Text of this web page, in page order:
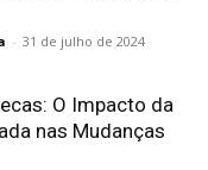
- 31 de julho de 2024
O Impacto da
nas Mudanças